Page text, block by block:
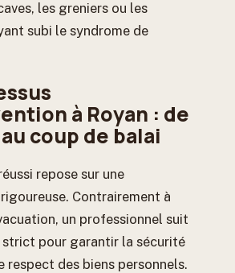
les greniers ou les
subi le syndrome de
à Royan : de
coup de balai
repose sur une
Contrairement à
un professionnel suit
pour garantir la sécurité
respect des biens personnels.